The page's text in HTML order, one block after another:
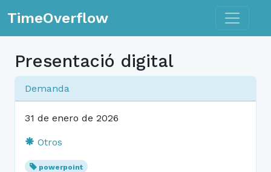
TimeOverflow Toggle
Presentació digital
Demanda
31 de enero de 2026
Otros
powerpoint